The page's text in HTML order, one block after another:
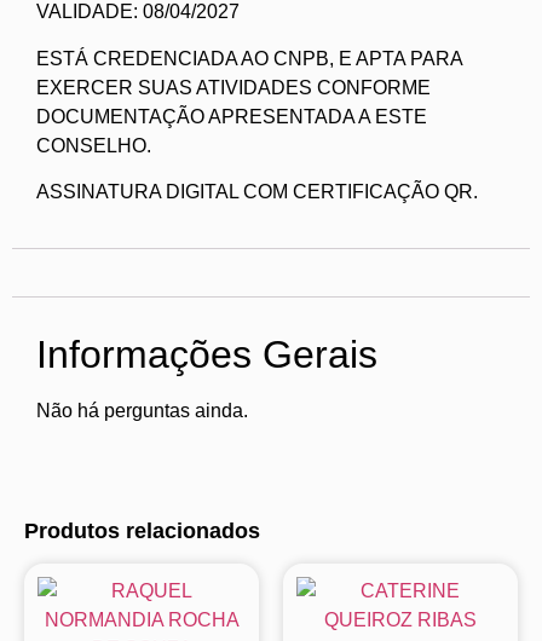
VALIDADE: 08/04/2027
ESTÁ CREDENCIADA AO CNPB, E APTA PARA
EXERCER SUAS ATIVIDADES CONFORME
DOCUMENTAÇÃO APRESENTADA A ESTE
CONSELHO.
ASSINATURA DIGITAL COM CERTIFICAÇÃO QR.
Informações Gerais
Não há perguntas ainda.
Produtos relacionados